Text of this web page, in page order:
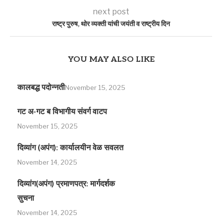
next post
राष्ट्र पुरुष, थोर व्यक्ती यांची जयंती व राष्ट्रीय दिन
YOU MAY ALSO LIKE
कालबद्ध पदोन्नतीNovember 15, 2025
गट अ-गट ब विभागीय संवर्ग वाटप
November 15, 2025
दिव्यांग (अपंग): कार्यालयीन वेळ सवलत
November 14, 2025
दिव्यांग(अपंग) प्रमाणपत्र: मार्गदर्शक
सुचना
November 14, 2025